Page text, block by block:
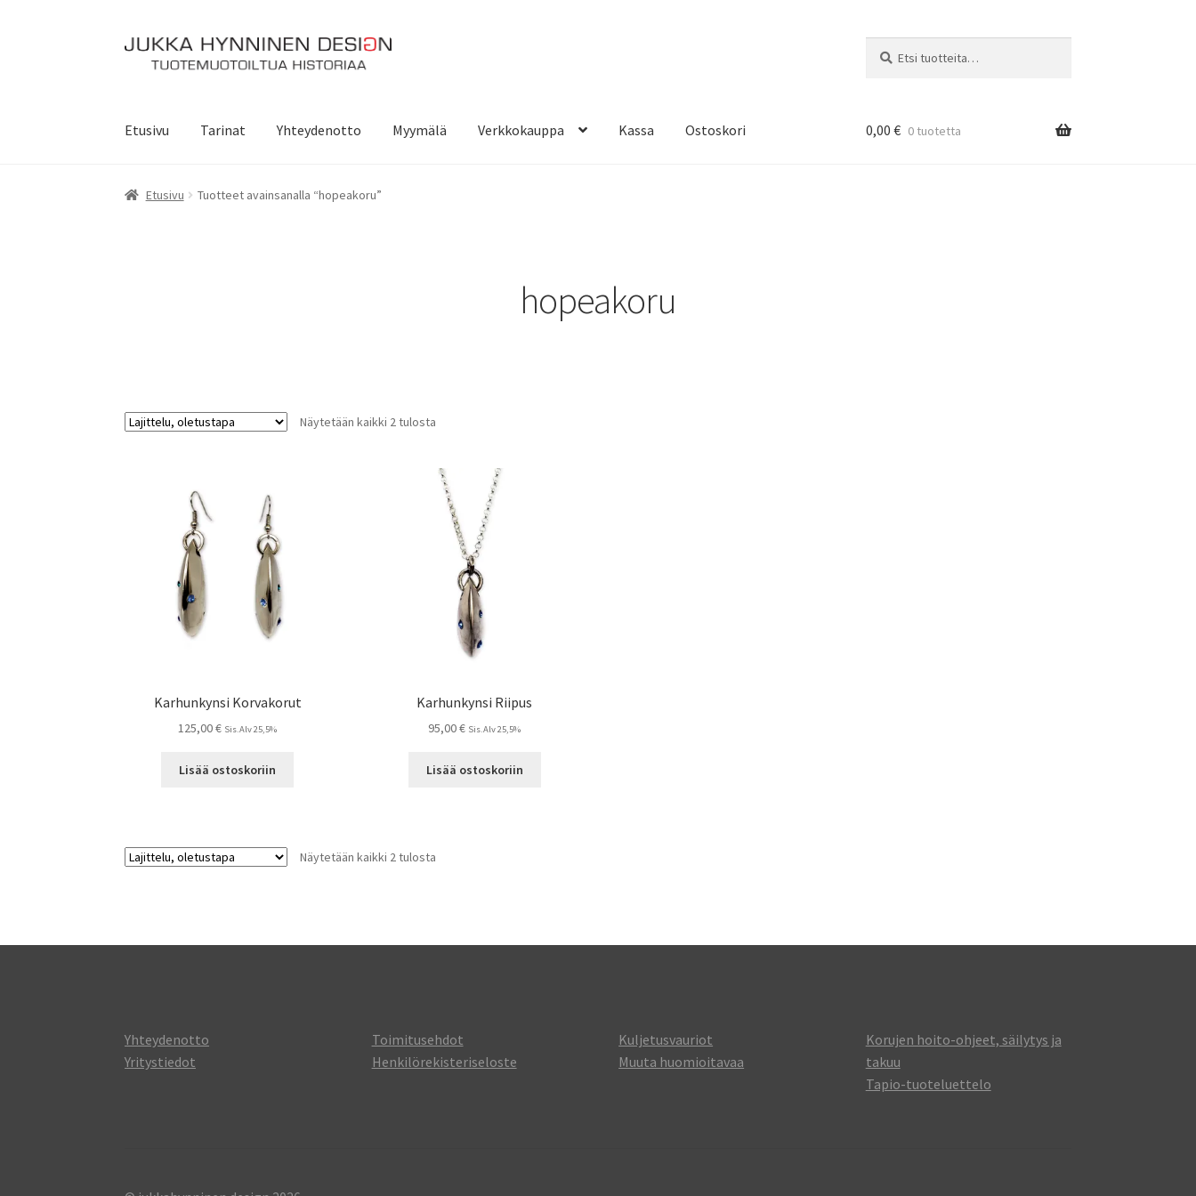
Siirry
navigointiin
Siirry
sisältöön
Etusivu Tarinat Yhteydenotto Myymälä Verkkokauppa Kassa Ostoskori 0,00 € 0 tuotetta
Etusivu Tuotteet avainsanalla “hopeakoru”
hopeakoru
Näytetään kaikki 2 tulosta
Karhunkynsi Korvakorut
125,00€ Sis.Alv 25,5%
Lisää ostoskoriin
Karhunkynsi Riipus
95,00€ Sis.Alv 25,5%
Lisää ostoskoriin
Näytetään kaikki 2 tulosta
Yhteydenotto
Yritystiedot
Toimitusehdot
Henkilörekisteriseloste
Kuljetusvauriot
Muuta huomioitavaa
Korujen hoito-ohjeet, säilytys ja
takuu
Tapio-tuoteluettelo